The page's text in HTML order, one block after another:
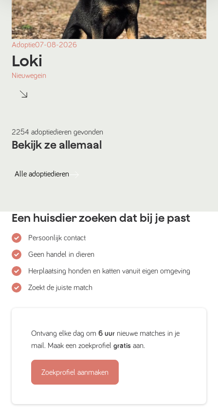
Adoptie07-08-2026
Loki
Nieuwegein
2254 adoptiedieren gevonden
Bekijk ze allemaal
Alle adoptiedieren
Een huisdier zoeken dat bij je past
Persoonlijk contact
Geen handel in dieren
Herplaatsing honden en katten vanuit eigen omgeving
Zoekt de juiste match
Ontvang elke dag om 6 uur nieuwe matches in je
mail. Maak een zoekprofiel gratis aan.
Zoekprofiel aanmaken